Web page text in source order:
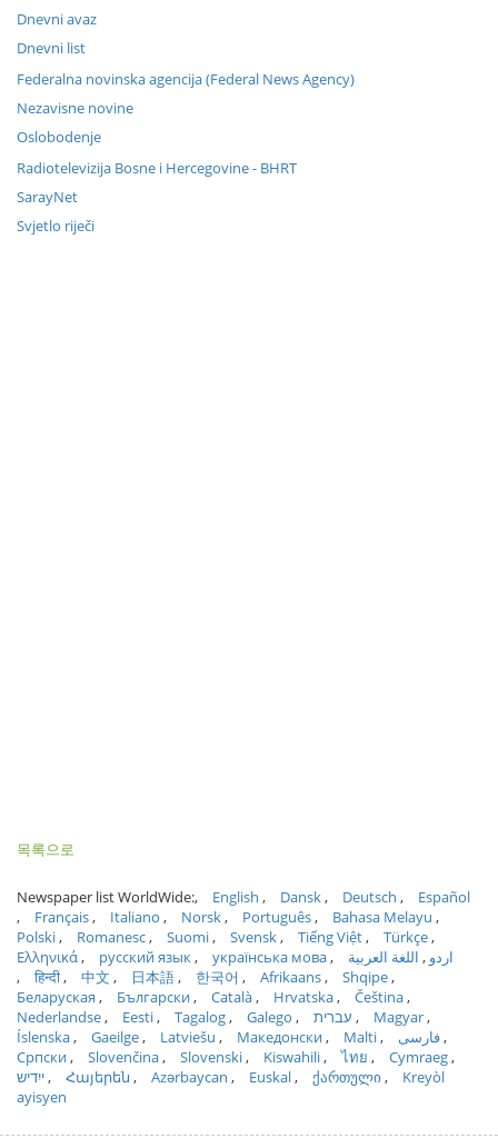
Dnevni avaz
Dnevni list
Federalna novinska agencija (Federal News Agency)
Nezavisne novine
Oslobodenje
Radiotelevizija Bosne i Hercegovine - BHRT
SarayNet
Svjetlo riječi
목록으로
Newspaper list WorldWide: English Dansk Deutsch
Español
Français
Italiano Norsk Português
Bahasa Melayu
Polski
Romanesc Suomi Svensk Tiếng Việt
Türkçe
Ελληνικά
русский язык українська мова اردو
اللغة العربية
हिन्दी
中文 日本語 한국어 Afrikaans
Shqipe
Беларуская
Български Català Hrvatska
Čeština
Nederlandse
Eesti Tagalog Galego עברית
Magyar
Íslenska
Gaeilge Latviešu Македонски Malti
فارسی
Српски
Slovenčina Slovenski Kiswahili ไทย
Cymraeg
ייִדיש
Հայերեն Azərbaycan Euskal ქართული
Kreyòl
ayisyen